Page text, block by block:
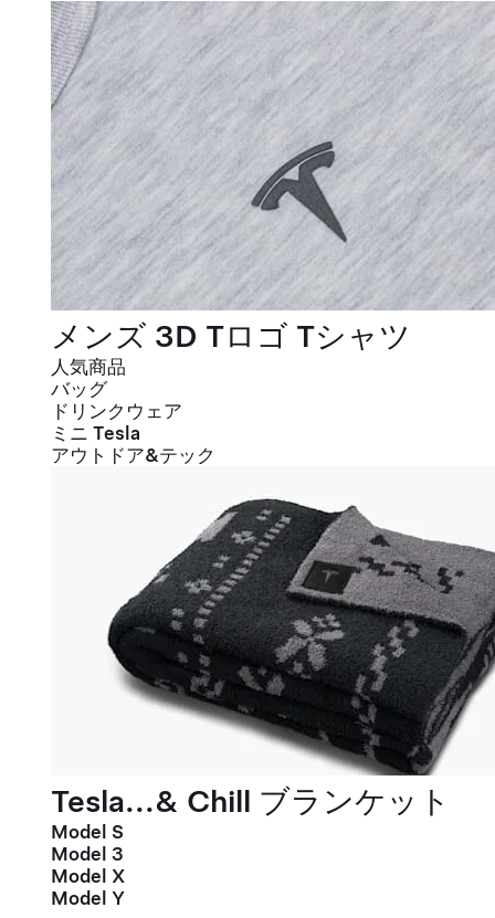
メンズ 3D Tロゴ Tシャツ
人気商品
バッグ
ドリンクウェア
ミニ Tesla
アウトドア&テック
Tesla...& Chill ブランケット
Model S
Model 3
Model X
Model Y